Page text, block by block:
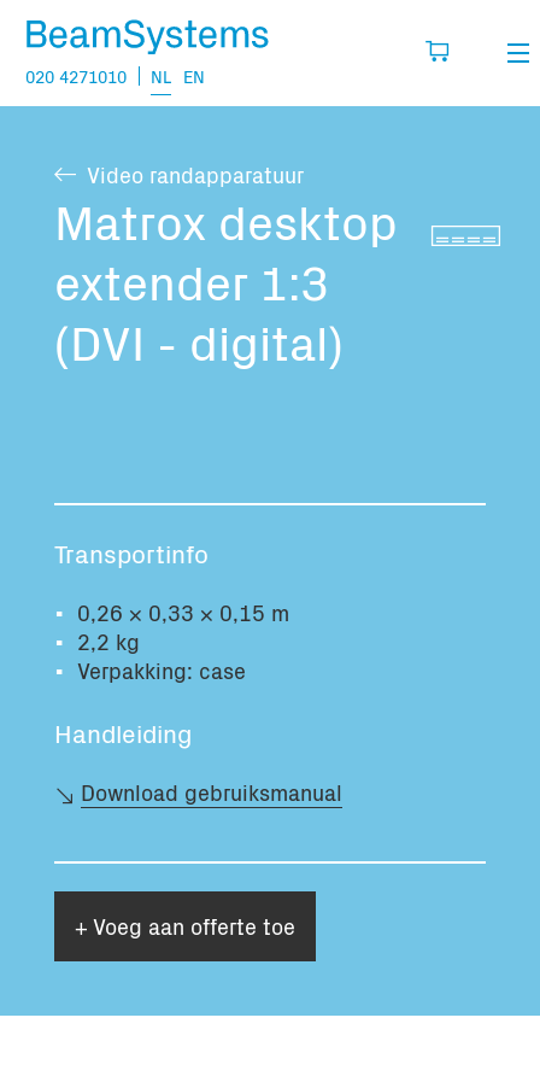
020 4271010 NL EN
Projecten
Vragen
Mijn wensenlijst
Vul hier de producten in die je denkt nodig
te hebben.
Transport informatie:
Totaal volume:
Video randapparatuur
Matrox desktop
extender 1:3
(DVI - digital)
Transportinfo
0,26 × 0,33 × 0,15 m
2,2 kg
Verpakking: case
Handleiding
Download gebruiksmanual
+ Voeg aan offerte toe